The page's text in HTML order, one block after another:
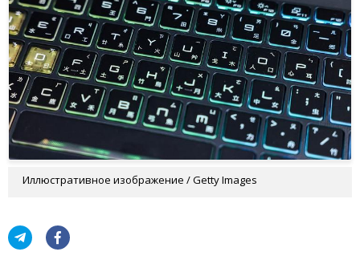
Иллюстративное изображение / Getty Images